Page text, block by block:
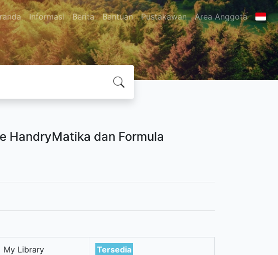
Informasi Berita Bantuan Pustakawan Area Anggota
HandryMatika dan Formula
My Library Tersedia